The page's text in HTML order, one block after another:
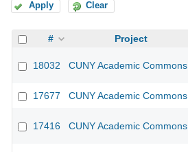
Apply Clear
# Project
18032 CUNY Academic Commons
17677 CUNY Academic Commons
17416 CUNY Academic Commons